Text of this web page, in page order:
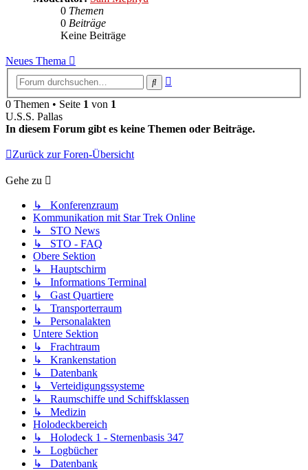
0 Themen
0 Beiträge
Keine Beiträge
Neues Thema
Suche
0 Themen • Seite 1 von 1
U.S.S. Pallas
In diesem Forum gibt es keine Themen oder Beiträge.
Zurück zur Foren-Übersicht
Gehe zu
↳ Konferenzraum
Kommunikation mit Star Trek Online
↳ STO News
↳ STO - FAQ
Obere Sektion
↳ Hauptschirm
↳ Informations Terminal
↳ Gast Quartiere
↳ Transporterraum
↳ Personalakten
Untere Sektion
↳ Frachtraum
↳ Krankenstation
↳ Datenbank
↳ Verteidigungssysteme
↳ Raumschiffe und Schiffsklassen
↳ Medizin
Holodeckbereich
↳ Holodeck 1 - Sternenbasis 347
↳ Logbücher
↳ Datenbank